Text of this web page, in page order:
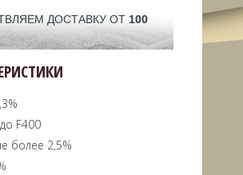
ДОСТАВКУ ОТ 100
F400
более 2,5%